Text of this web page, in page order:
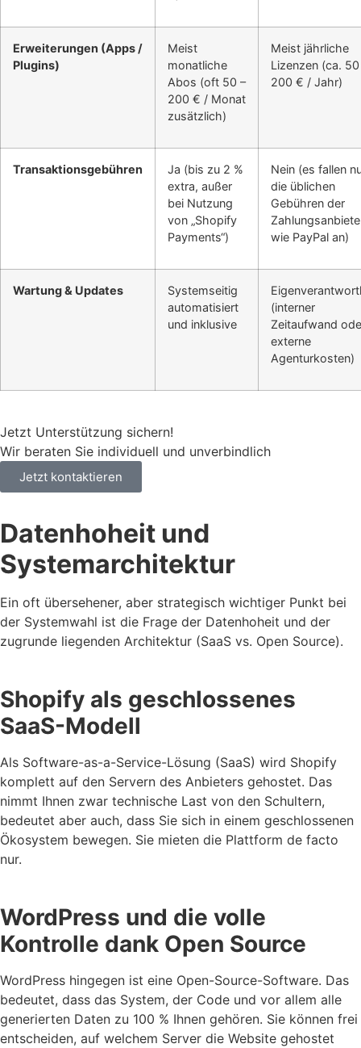
Erweiterungen (Apps /
Plugins)
Meist
monatliche
Abos (oft 50 –
200 € / Monat
zusätzlich)
Meist jährliche
Lizenzen (ca. 50
200 € / Jahr)
Transaktionsgebühren
Ja (bis zu 2 %
extra, außer
bei Nutzung
von „Shopify
Payments“)
Nein (es fallen
die üblichen
Gebühren der
wie PayPal an)
Wartung & Updates
Systemseitig
automatisiert
und inklusive
(interner
Zeitaufwand
externe
Agenturkosten)
Jetzt Unterstützung sichern!
Wir beraten Sie individuell und unverbindlich
Jetzt kontaktieren
Datenhoheit und
Systemarchitektur
Ein oft übersehener, aber strategisch wichtiger Punkt bei
der Systemwahl ist die Frage der Datenhoheit und der
zugrunde liegenden Architektur (SaaS vs. Open Source).
Shopify als geschlossenes
SaaS-Modell
Als Software-as-a-Service-Lösung (SaaS) wird Shopify
komplett auf den Servern des Anbieters gehostet. Das
nimmt Ihnen zwar technische Last von den Schultern,
bedeutet aber auch, dass Sie sich in einem geschlossenen
Ökosystem bewegen. Sie mieten die Plattform de facto
nur.
WordPress und die volle
Kontrolle dank Open Source
WordPress hingegen ist eine Open-Source-Software. Das
bedeutet, dass das System, der Code und vor allem alle
generierten Daten zu 100 % Ihnen gehören. Sie können frei
entscheiden, auf welchem Server die Website gehostet